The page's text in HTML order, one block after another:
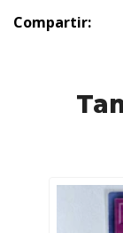
Compartir: